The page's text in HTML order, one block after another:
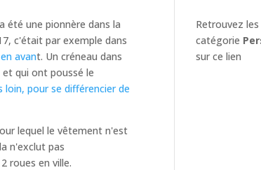
été une pionnère dans la
c'était par exemple dans
avant. Un créneau dans
qui ont poussé le
loin, pour se différencier de
lequel le vêtement n'est
n'exclut pas
roues en ville.
Retrouvez
catégorie
sur ce lien